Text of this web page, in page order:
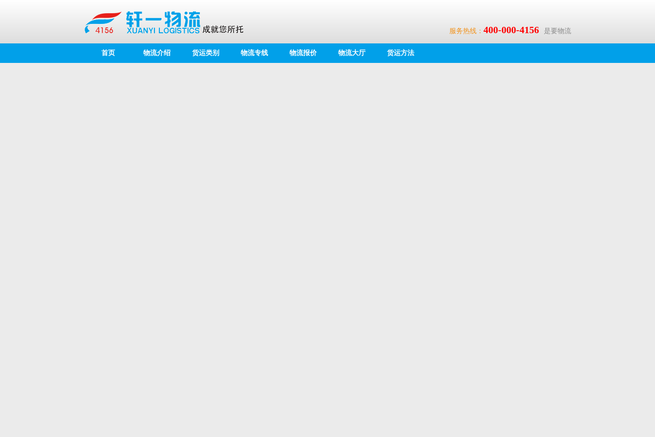
服务热线： 400-000-4156 是要物流
首页 物流介绍 货运类别 物流专线 物流报价 物流大厅 货运方法